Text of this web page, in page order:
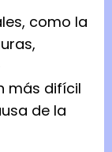
como la
más difícil
de la